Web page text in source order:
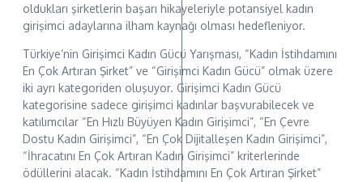
oldukları şirketlerin başarı hikayeleriyle potansiyel kadın
girişimci adaylarına ilham kaynağı olması hedefleniyor.
Türkiye’nin Girişimci Kadın Gücü Yarışması, “Kadın İstihdamını
En Çok Artıran Şirket” ve “Girişimci Kadın Gücü” olmak üzere
iki ayrı kategoriden oluşuyor. Girişimci Kadın Gücü
kategorisine sadece girişimci kadınlar başvurabilecek ve
katılımcılar “En Hızlı Büyüyen Kadın Girişimci”, “En Çevre
Dostu Kadın Girişimci”, “En Çok Dijitalleşen Kadın Girişimci”,
“İhracatını En Çok Artıran Kadın Girişimci” kriterlerinde
ödüllerini alacak. “Kadın İstihdamını En Çok Artıran Şirket”